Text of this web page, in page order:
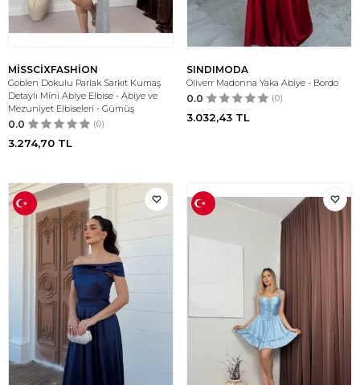
MİSSCİXFASHİON
Goblen Dokulu Parlak Sarkıt Kumaş
Detaylı Mini Abiye Elbise - Abiye ve
Mezuniyet Elbiseleri - Gümüş
0.0 (0)
3.274,70 TL
SINDIMODA
Oliverr Madonna Yaka Abiye - Bordo
0.0 (0)
3.032,43 TL